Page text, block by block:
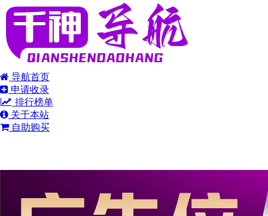
导航首页
申请收录
排行榜单
关于本站
自助购买